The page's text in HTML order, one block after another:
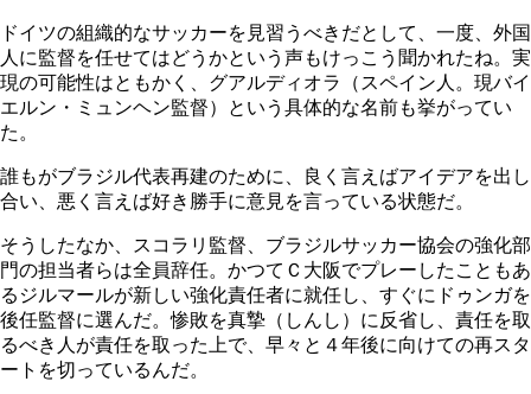
ドイツの組織的なサッカーを見習うべきだとして、一度、外国
人に監督を任せてはどうかという声もけっこう聞かれたね。実
現の可能性はともかく、グアルディオラ（スペイン人。現バイ
エルン・ミュンヘン監督）という具体的な名前も挙がってい
た。
誰もがブラジル代表再建のために、良く言えばアイデアを出し
合い、悪く言えば好き勝手に意見を言っている状態だ。
そうしたなか、スコラリ監督、ブラジルサッカー協会の強化部
門の担当者らは全員辞任。かつてＣ大阪でプレーしたこともあ
るジルマールが新しい強化責任者に就任し、すぐにドゥンガを
後任監督に選んだ。惨敗を真摯（しんし）に反省し、責任を取
るべき人が責任を取った上で、早々と４年後に向けての再スタ
ートを切っているんだ。